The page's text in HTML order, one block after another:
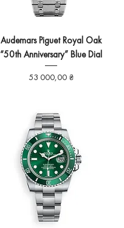
Audemars Piguet Royal Oak
“50th Anniversary” Blue Dial
Ціна
53 000,00 ₴